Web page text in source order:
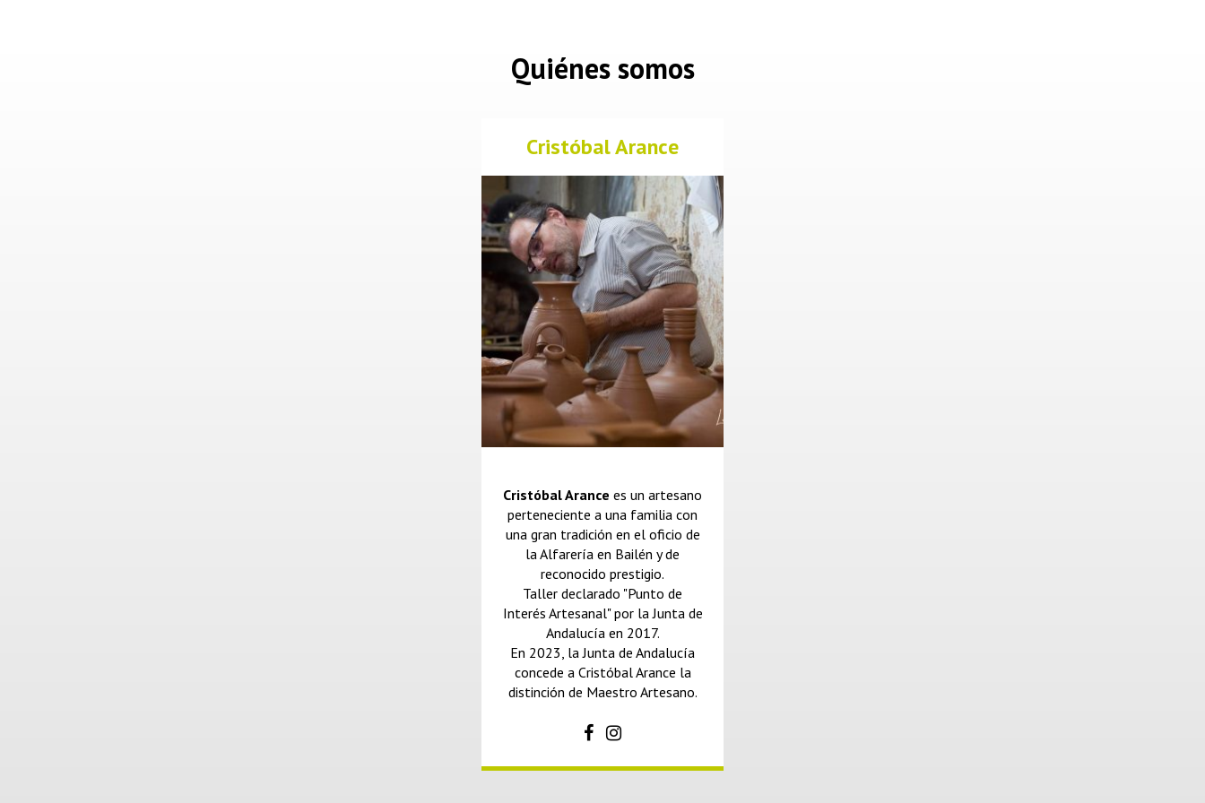
Quiénes somos
Cristóbal Arance
Cristóbal Arance es un artesano
perteneciente a una familia con
una gran tradición en el oficio de
la Alfarería en Bailén y de
reconocido prestigio.
Taller declarado "Punto de
Interés Artesanal" por la Junta de
Andalucía en 2017.
En 2023, la Junta de Andalucía
concede a Cristóbal Arance la
distinción de Maestro Artesano.